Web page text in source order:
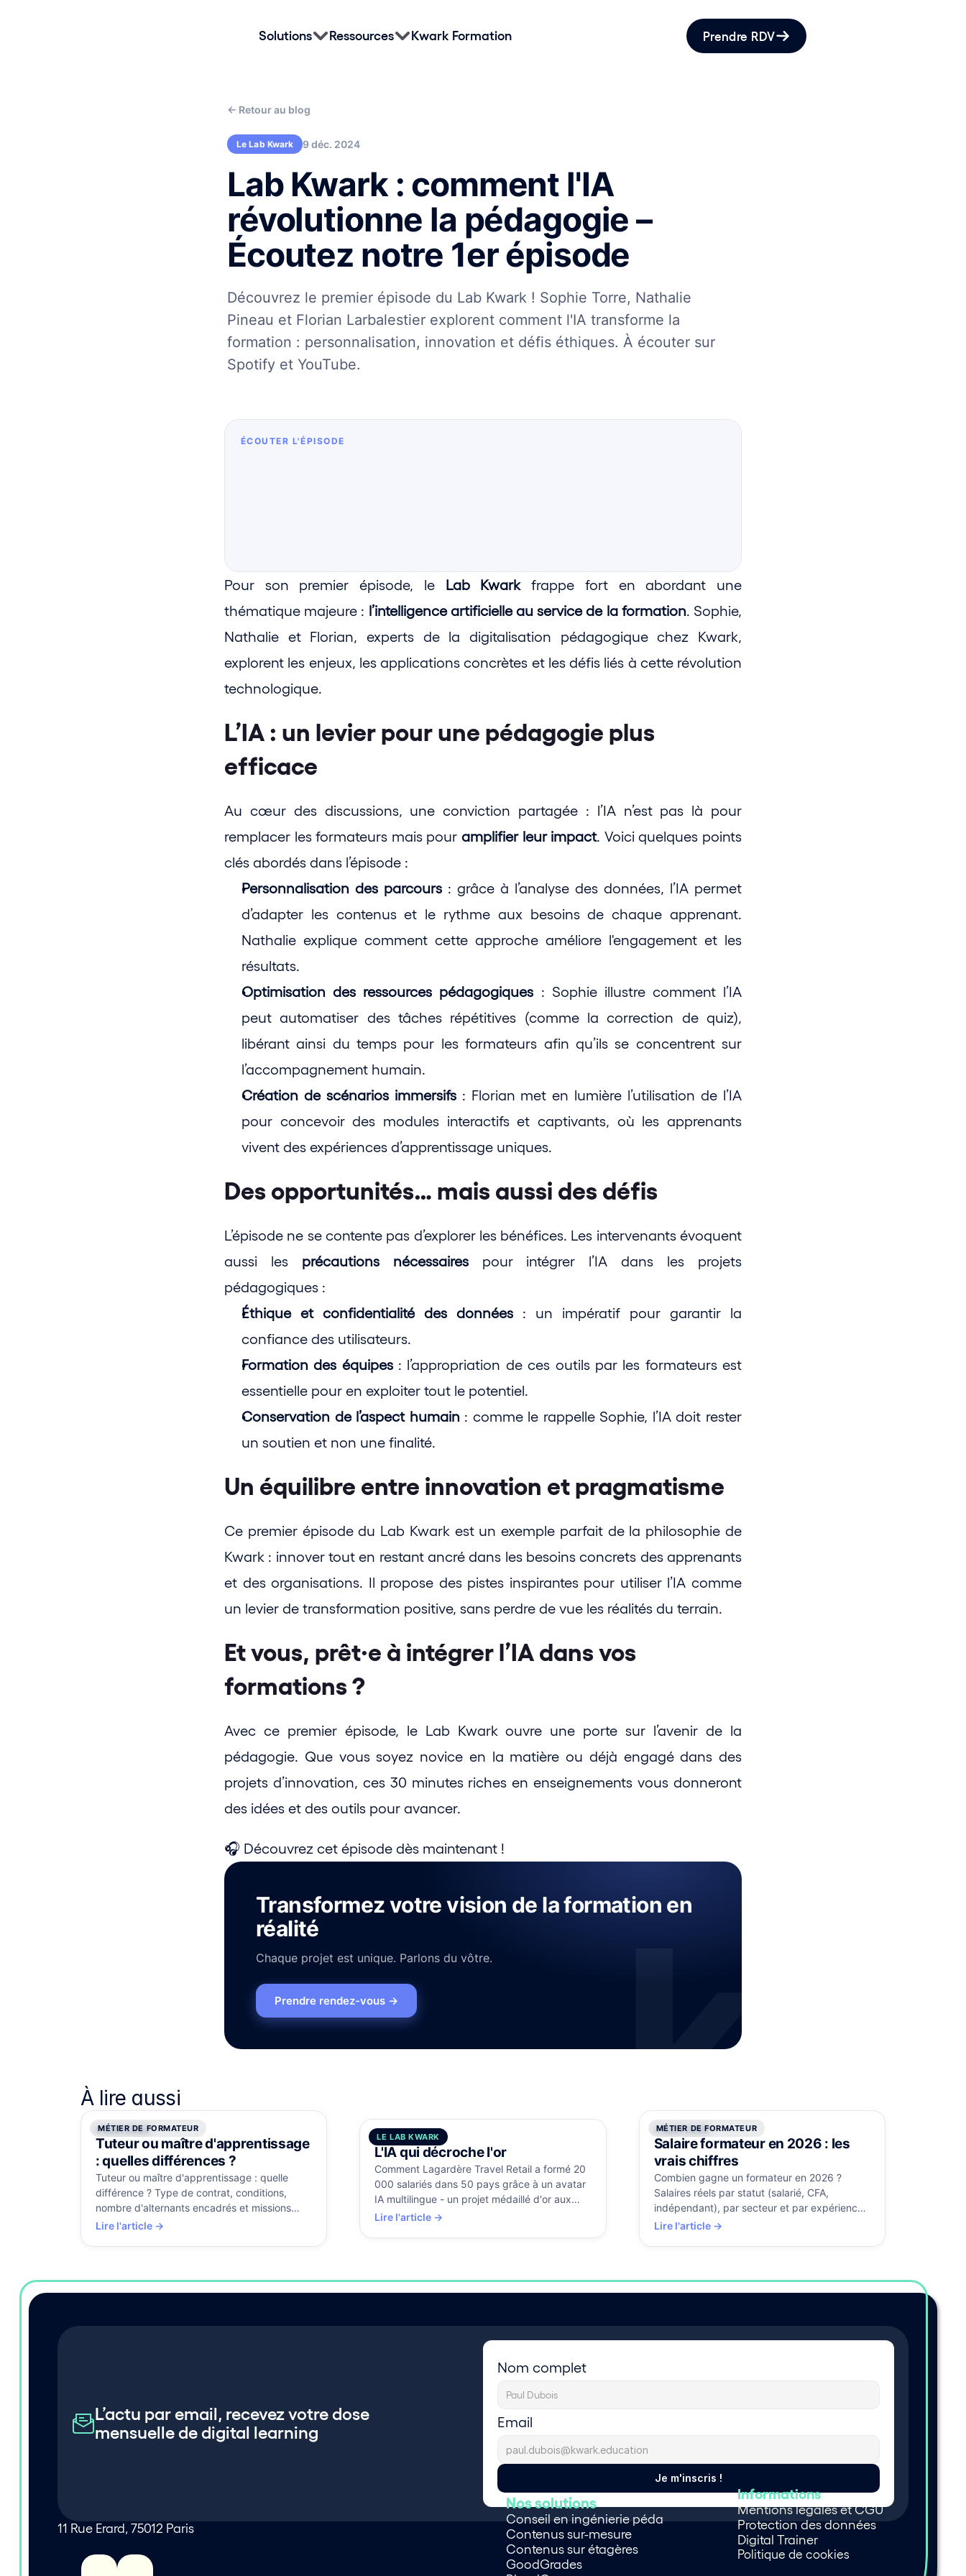
Solutions Ressources Kwark Formation Prendre RDV
← Retour au blog
Le Lab Kwark 9 déc. 2024
Lab Kwark : comment l'IA
révolutionne la pédagogie –
Écoutez notre 1er épisode
Découvrez le premier épisode du Lab Kwark ! Sophie Torre, Nathalie
Pineau et Florian Larbalestier explorent comment l'IA transforme la
formation : personnalisation, innovation et défis éthiques. À écouter sur
Spotify et YouTube.
ÉCOUTER L'ÉPISODE
Pour son premier épisode, le Lab Kwark frappe fort en abordant une
thématique majeure : l’intelligence artificielle au service de la formation. Sophie,
Nathalie et Florian, experts de la digitalisation pédagogique chez Kwark,
explorent les enjeux, les applications concrètes et les défis liés à cette révolution
technologique.
L’IA : un levier pour une pédagogie plus
efficace
Au cœur des discussions, une conviction partagée : l’IA n’est pas là pour
remplacer les formateurs mais pour amplifier leur impact. Voici quelques points
clés abordés dans l’épisode :
Personnalisation des parcours : grâce à l’analyse des données, l’IA permet
d’adapter les contenus et le rythme aux besoins de chaque apprenant.
Nathalie explique comment cette approche améliore l'engagement et les
résultats.
Optimisation des ressources pédagogiques : Sophie illustre comment l’IA
peut automatiser des tâches répétitives (comme la correction de quiz),
libérant ainsi du temps pour les formateurs afin qu’ils se concentrent sur
l’accompagnement humain.
Création de scénarios immersifs : Florian met en lumière l’utilisation de l’IA
pour concevoir des modules interactifs et captivants, où les apprenants
vivent des expériences d’apprentissage uniques.
Des opportunités… mais aussi des défis
L’épisode ne se contente pas d’explorer les bénéfices. Les intervenants évoquent
aussi les précautions nécessaires pour intégrer l’IA dans les projets
pédagogiques :
Éthique et confidentialité des données : un impératif pour garantir la
confiance des utilisateurs.
Formation des équipes : l’appropriation de ces outils par les formateurs est
essentielle pour en exploiter tout le potentiel.
Conservation de l’aspect humain : comme le rappelle Sophie, l’IA doit rester
un soutien et non une finalité.
Un équilibre entre innovation et pragmatisme
Ce premier épisode du Lab Kwark est un exemple parfait de la philosophie de
Kwark : innover tout en restant ancré dans les besoins concrets des apprenants
et des organisations. Il propose des pistes inspirantes pour utiliser l’IA comme
un levier de transformation positive, sans perdre de vue les réalités du terrain.
Et vous, prêt·e à intégrer l’IA dans vos
formations ?
Avec ce premier épisode, le Lab Kwark ouvre une porte sur l’avenir de la
pédagogie. Que vous soyez novice en la matière ou déjà engagé dans des
projets d’innovation, ces 30 minutes riches en enseignements vous donneront
des idées et des outils pour avancer.
🎧 Découvrez cet épisode dès maintenant !
k
Transformez votre vision de la formation en
réalité
Chaque projet est unique. Parlons du vôtre.
Prendre rendez-vous →
À lire aussi
MÉTIER DE FORMATEUR
6 août 2026
Tuteur ou maître d'apprentissage
: quelles différences ?
Tuteur ou maître d'apprentissage : quelle
différence ? Type de contrat, conditions,
nombre d'alternants encadrés et missions
comparés, avec la certification RS5515.
Lire l'article →
LE LAB KWARK
5 août 2026
L'IA qui décroche l'or
Comment Lagardère Travel Retail a formé 20
000 salariés dans 50 pays grâce à un avatar
IA multilingue - un projet médaillé d'or aux
Brandon Hall Awards.
Lire l'article →
MÉTIER DE FORMATEUR
4 août 2026
Salaire formateur en 2026 : les
vrais chiffres
Combien gagne un formateur en 2026 ?
Salaires réels par statut (salarié, CFA,
indépendant), par secteur et par expérience,
et les leviers pour progresser.
Lire l'article →
L’actu par email, recevez votre dose
mensuelle de digital learning
Nom complet
Email
Je m'inscris !
11 Rue Erard, 75012 Paris
Nos solutions
Conseil en ingénierie péda
Contenus sur-mesure
Contenus sur étagères
GoodGrades
Informations
Mentions légales et CGU
Protection des données
Digital Trainer
Politique de cookies